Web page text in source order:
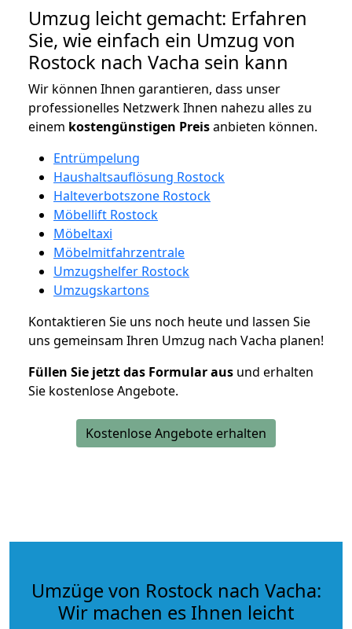
Umzug leicht gemacht: Erfahren
Sie, wie einfach ein Umzug von
Rostock nach Vacha sein kann
Wir können Ihnen garantieren, dass unser
professionelles Netzwerk Ihnen nahezu alles zu
einem kostengünstigen Preisanbieten können.
Entrümpelung
Haushaltsauflösung Rostock
Halteverbotszone Rostock
Möbellift Rostock
Möbeltaxi
Möbelmitfahrzentrale
Umzugshelfer Rostock
Umzugskartons
Kontaktieren Sie uns noch heute und lassen Sie
uns gemeinsam Ihren Umzug nach Vacha planen!
Füllen Sie jetzt das Formular aus und erhalten
Sie kostenlose Angebote.
Kostenlose Angebote erhalten
Umzüge von Rostock nach Vacha:
Wir machen es Ihnen leicht